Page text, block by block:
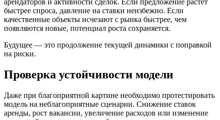
быстрее спроса, давление на ставки неизбежно. Если
качественные объекты исчезают с рынка быстрее, чем
появляются новые, потенциал роста сохраняется.
Будущее — это продолжение текущей динамики с поправкой
на риски.
Проверка устойчивости модели
Даже при благоприятной картине необходимо протестировать
модель на неблагоприятные сценарии. Снижение ставок
аренды, рост вакансии, увеличение расходов или изменение